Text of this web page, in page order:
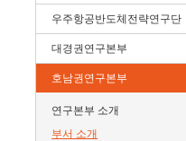
우주항공반도체전략연구단
대경권연구본부
호남권연구본부
연구본부 소개
부서 소개